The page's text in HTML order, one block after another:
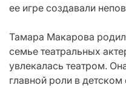
ее игре создавали
Тамара Макарова
семье театральных
увлекалась театром.
главной роли в